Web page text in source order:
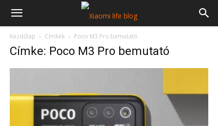
Kezdőlap Címkék Poco M3 Pro bemutató
Címke: Poco M3 Pro bemutató